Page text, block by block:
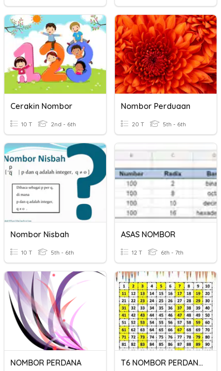
Cerakin Nombor
10 T 2nd - 6th
Nombor Perduaan
20 T 5th - 6th
Nombor Nisbah
10 T 5th - 6th
ASAS NOMBOR
12 T 6th - 7th
NOMBOR PERDANA T6 NOMBOR PERDANA